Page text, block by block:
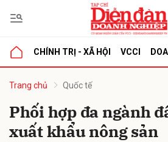
CHÍNH TRỊ - XÃ HỘI VCCI
Trang chủ Quốc tế
Phối hợp đa ngành
xuất khẩu nông sản
luận